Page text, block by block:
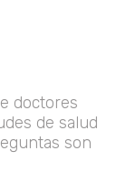
doctores
de salud
son